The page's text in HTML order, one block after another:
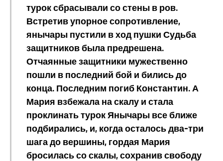
турок сбрасывали со стены в ров.
Встретив упорное сопротивление,
янычары пустили в ход пушки Судьба
защитников была предрешена.
Отчаянные защитники мужественно
пошли в последний бой и бились до
конца. Последним погиб Константин. А
Мария взбежала на скалу и стала
проклинать турок Янычары все ближе
подбирались, и, когда осталось два-три
шага до вершины, гордая Мария
бросилась со скалы, сохранив свободу